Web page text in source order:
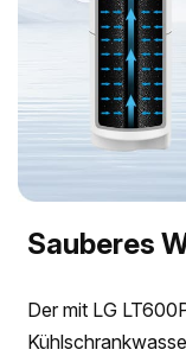
Sauberes
Der mit LG